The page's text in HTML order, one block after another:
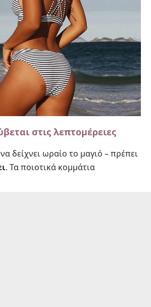
στις λεπτομέρειες
δείχνει ωραίο το μαγιό – πρέπει
. Τα ποιοτικά κομμάτια